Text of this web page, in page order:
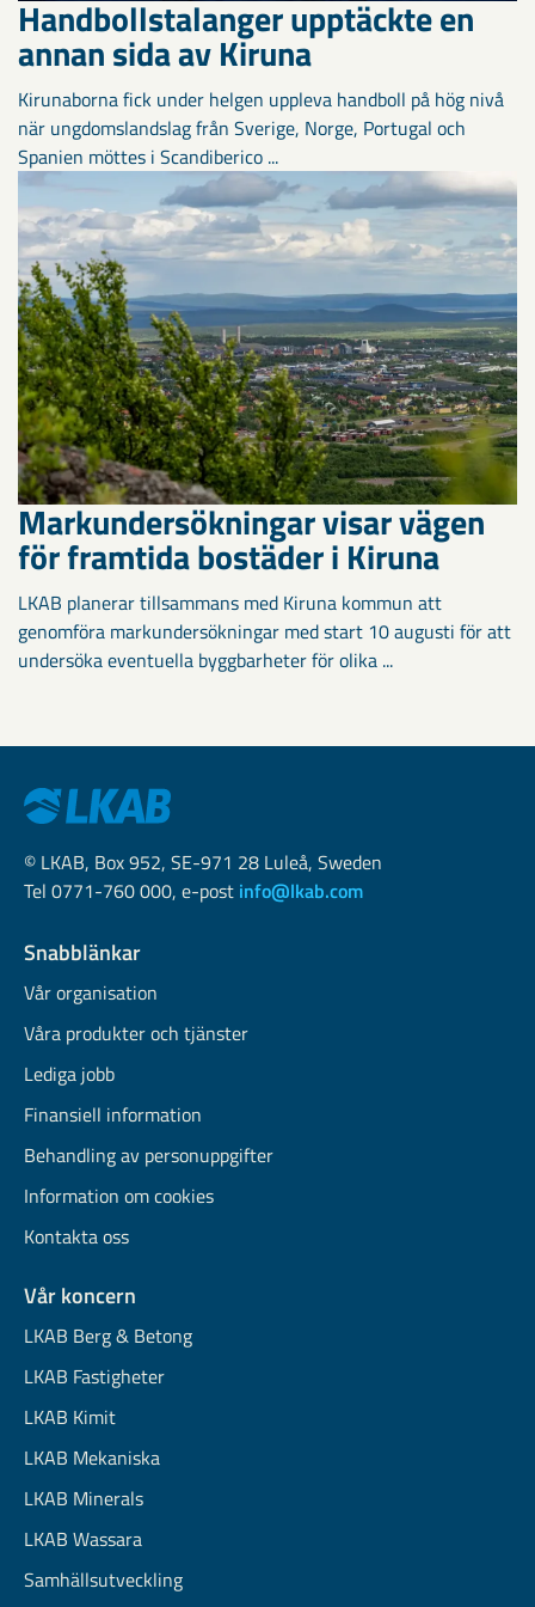
Handbollstalanger upptäckte en
annan sida av Kiruna
Kirunaborna fick under helgen uppleva handboll på hög nivå
när ungdomslandslag från Sverige, Norge, Portugal och
Spanien möttes i Scandiberico ...
Markundersökningar visar vägen
för framtida bostäder i Kiruna
LKAB planerar tillsammans med Kiruna kommun att
genomföra markundersökningar med start 10 augusti för att
undersöka eventuella byggbarheter för olika ...
© LKAB, Box 952, SE-971 28 Luleå, Sweden
Tel 0771-760 000, e-post info@lkab.com
Snabblänkar
Vår organisation
Våra produkter och tjänster
Lediga jobb
Finansiell information
Behandling av personuppgifter
Information om cookies
Kontakta oss
Vår koncern
LKAB Berg & Betong
LKAB Fastigheter
LKAB Kimit
LKAB Mekaniska
LKAB Minerals
LKAB Wassara
Samhällsutveckling